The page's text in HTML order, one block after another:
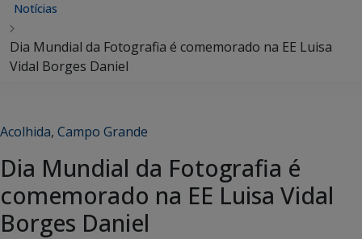
Notícias
Dia Mundial da Fotografia é comemorado na EE Luisa
Vidal Borges Daniel
Acolhida, Campo Grande
Dia Mundial da Fotografia é
comemorado na EE Luisa Vidal
Borges Daniel